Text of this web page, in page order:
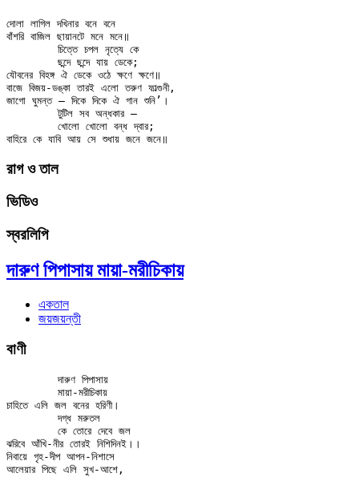
দোলা লাগিল দখিনার বনে বনে
বাঁশরি বাজিল ছায়ানটে মনে মনে॥
যৌবনের বিহঙ্গ ঐ ডেকে ওঠে ক্ষণে ক্ষণে॥
বাজে বিজয়-ডঙ্কা তারই এলো তরুণ ফাল্গুনী,
জাগো ঘুমন্ত – দিকে দিকে ঐ গান শুনি’।
	টুটিল সব অন্ধকার –
রাগ ও তাল
ভিডিও
স্বরলিপি
দারুণ পিপাসায় মায়া-মরীচিকায়
একতাল
জয়জয়ন্তী
বাণী
	দারুণ পিপাসায়
চাহিতে এলি জল বনের হরিণী।
	দগ্ধ মরুতল
ঝরিবে আঁখি-নীর তোরই নিশিদিনই।।
নিবায়ে গৃহ-দীপ আপন-নিশাসে
আলেয়ার পিছে এলি সুখ-আশে,